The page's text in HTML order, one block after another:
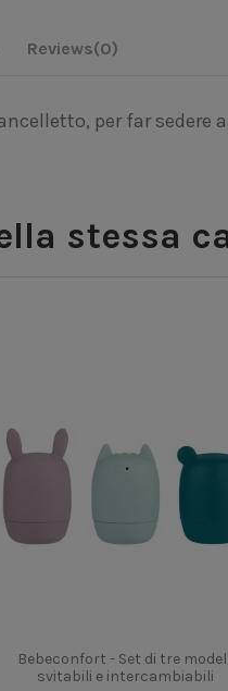
Reviews(0)
per far
stessa
Bebeconfort - Set di tre
svitabili e intercambiabili